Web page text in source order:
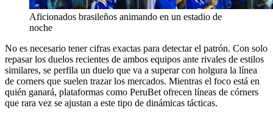
Aficionados brasileños animando en un estadio de
noche
No es necesario tener cifras exactas para detectar el patrón. Con solo
repasar los duelos recientes de ambos equipos ante rivales de estilos
similares, se perfila un duelo que va a superar con holgura la línea
de corners que suelen trazar los mercados. Mientras el foco está en
quién ganará, plataformas como PeruBet ofrecen líneas de córners
que rara vez se ajustan a este tipo de dinámicas tácticas.